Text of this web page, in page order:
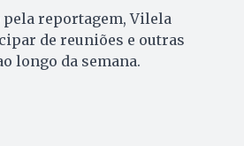
reportagem, Vilela
de reuniões e outras
longo da semana.